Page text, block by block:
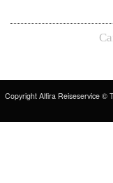
Copyright Alfira Reiseservice ©